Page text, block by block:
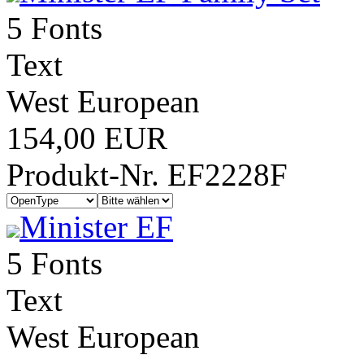
5 Fonts
Text
West European
154,00 EUR
Produkt-Nr. EF2228F
Minister EF
5 Fonts
Text
West European